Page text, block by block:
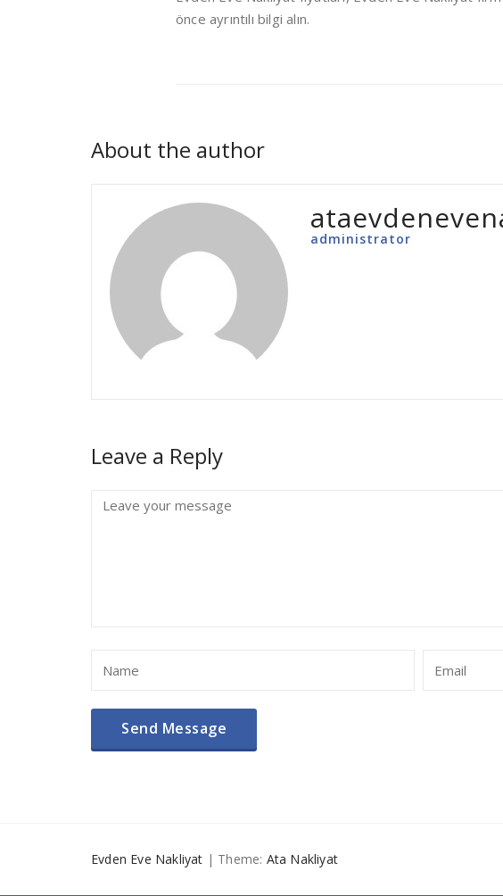
önce ayrıntılı bilgi alın.
About the author
administrator
Leave a Reply
Evden Eve Nakliyat | Theme: Ata Nakliyat